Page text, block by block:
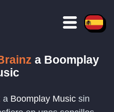
a Boomplay
a Boomplay Music sin